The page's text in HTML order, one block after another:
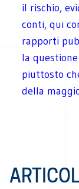
il rischio,
conti, qui
rapporti
la
piuttosto
della